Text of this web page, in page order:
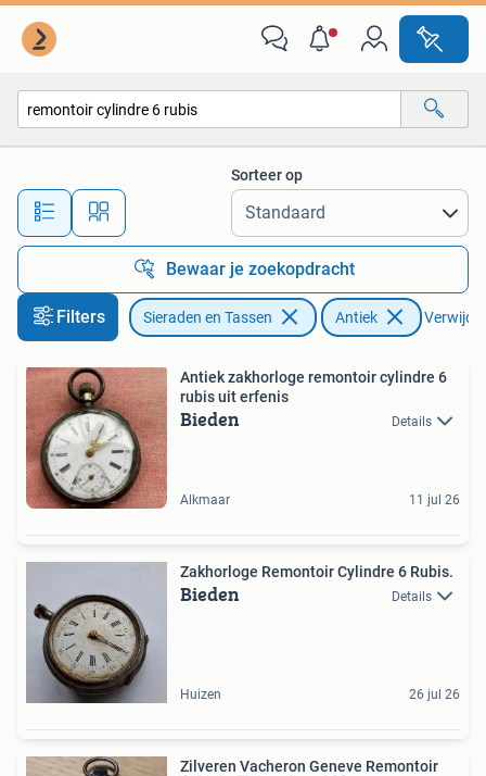
Alle afstanden…
Sorteer op
Bewaar je zoekopdracht
Filters Sieraden en Tassen Antiek
Antiek zakhorloge remontoir cylindre 6
rubis uit erfenis
Bieden Details
Alkmaar 11 jul 26
Zakhorloge Remontoir Cylindre 6 Rubis.
Bieden Details
Huizen 26 jul 26
Zilveren Vacheron Geneve Remontoir